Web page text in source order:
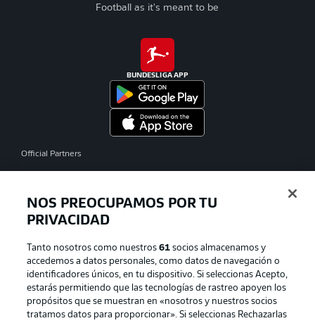
Football as it's meant to be
BUNDESLIGA APP
Official Partners
Publicidad Aviso legal
NOS PREOCUPAMOS POR TU
PRIVACIDAD
Tanto nosotros como nuestros61 socios almacenamos y
accedemos a datos personales, como datos de navegación o
identificadores únicos, en tu dispositivo. Si seleccionas Acepto,
estarás permitiendo que las tecnologías de rastreo apoyen los
propósitos que se muestran en «nosotros y nuestros socios
tratamos datos para proporcionar». Si seleccionas Rechazarlas